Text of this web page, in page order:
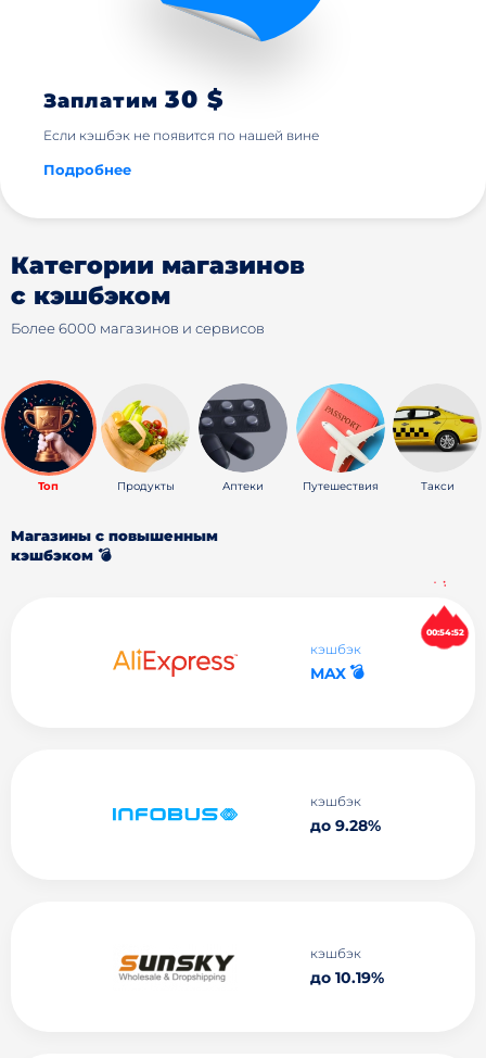
Заплатим 30 $
Если кэшбэк не появится по нашей вине
Подробнее
Категории магазинов
с кэшбэком
Более 6000 магазинов и сервисов
Топ Продукты Аптеки Путешествия Такси
Магазины с повышенным
кэшбэком 💣
кэшбэк
MAX💣
00:54:51
кэшбэк
до 9.28%
кэшбэк
до 10.19%